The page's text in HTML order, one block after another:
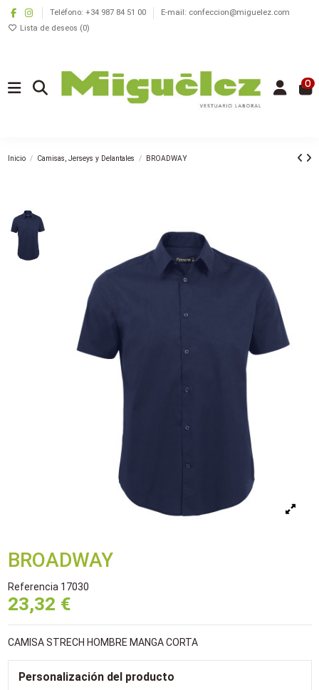
Teléfono: +34 987 84 51 00
E-mail: confeccion@miguelez.com
Lista de deseos (0)
0
Inicio Camisas, Jerseys y Delantales BROADWAY
BROADWAY
Referencia 17030
23,32 €
CAMISA STRECH HOMBRE MANGA CORTA
Personalización del producto